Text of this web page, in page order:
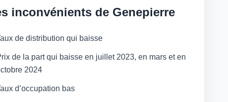
inconvénients de Genepierre
de distribution qui baisse
de la part qui baisse en juillet 2023, en mars et en
2024
d’occupation bas